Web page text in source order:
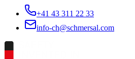
+41 43 311 22 33
info-ch@schmersal.com